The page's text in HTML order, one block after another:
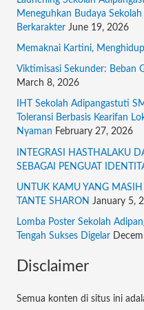
c
h
f
o
r
Meneguhkan Budaya
Berkarakter June 19, 2026
Memaknai Kartini,
Viktimisasi Sekunder: Beban
March 8, 2026
IHT Sekolah Adipangastuti
Toleransi Berbasis Kearifan
Nyaman February 27, 2026
INTEGRASI HASTHALAKU
SEBAGAI PENGUAT
UNTUK KAMU YANG MASIH
TANTE SHARON January 5,
Lomba Poster Sekolah
Tengah Sukses Digelar
Disclaimer
Semua konten di situs ini